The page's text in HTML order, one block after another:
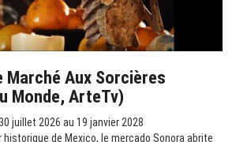
Marché Aux Sorcières
Monde, ArteTv)
juillet 2026 au 19 janvier 2028
de Mexico, le mercado Sonora abrite